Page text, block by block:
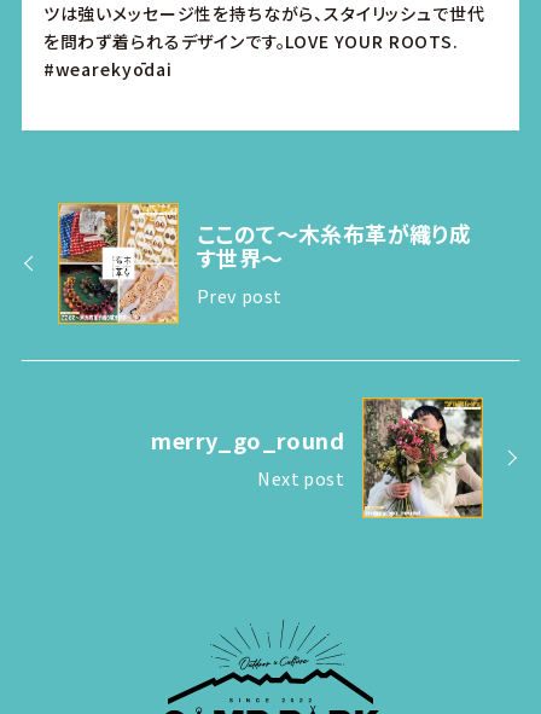
ツは強いメッセージ性を持ちながら、スタイリッシュで世代
を問わず着られるデザインです。LOVE YOUR ROOTS.
#wearekyōdai
ここのて〜木糸布革が織り成
す世界〜
Prev post
merry_go_round
Next post